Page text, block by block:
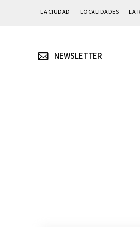
LA CIUDAD LOCALIDADES LA
NEWSLETTER